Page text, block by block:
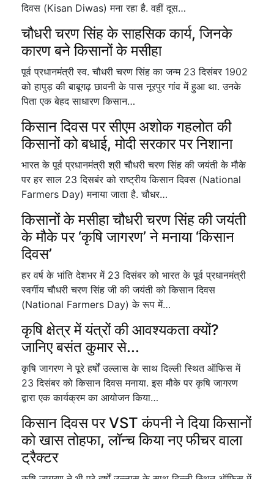
दिवस (Kisan Diwas) मना रहा है. वहीं दूस…
चौधरी चरण सिंह के साहसिक कार्य, जिनके
कारण बने किसानों के मसीहा
पूर्व प्रधानमंत्री स्व. चौधरी चरण सिंह का जन्म 23 दिसंबर 1902
को हापुड़ की बाबूगढ़ छावनी के पास नूरपुर गांव में हुआ था. उनके
पिता एक बेहद साधारण किसान…
किसान दिवस पर सीएम अशोक गहलोत की
किसानों को बधाई, मोदी सरकार पर निशाना
भारत के पूर्व प्रधानमंत्री श्री चौधरी चरण सिंह की जयंती के मौके
पर हर साल 23 दिसबंर को राष्ट्रीय किसान दिवस (National
Farmers Day) मनाया जाता है. चौधर…
किसानों के मसीहा चौधरी चरण सिंह की जयंती
के मौके पर ‘कृषि जागरण’ ने मनाया ‘किसान
दिवस’
हर वर्ष के भांति देशभर में 23 दिसंबर को भारत के पूर्व प्रधानमंत्री
स्वर्गीय चौधरी चरण सिंह जी की जयंती को किसान दिवस
(National Farmers Day) के रूप में…
कृषि क्षेत्र में यंत्रों की आवश्यकता क्यों?
जानिए बसंत कुमार से...
कृषि जागरण ने पूरे हर्षों उल्लास के साथ दिल्ली स्थित ऑफिस में
23 दिसंबर को किसान दिवस मनाया. इस मौके पर कृषि जागरण
द्वारा एक कार्यक्रम का आयोजन किया…
किसान दिवस पर VST कंपनी ने दिया किसानों
को खास तोहफा, लॉन्च किया नए फीचर वाला
ट्रैक्टर